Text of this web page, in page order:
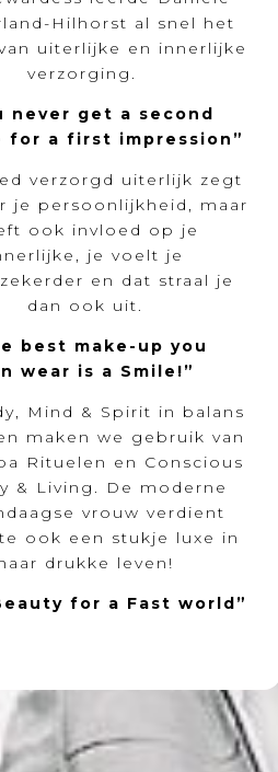
Hilhorst al snel het
uiterlijke en innerlijke
verzorging.
never get a second
for a first impression”
verzorgd uiterlijk zegt
je persoonlijkheid, maar
ook invloed op je
je voelt je
en dat straal je
dan ook uit.
best make-up you
wear is a Smile!”
Mind & Spirit in balans
maken we gebruik van
Rituelen en Conscious
& Living. De moderne
vrouw verdient
ook een stukje luxe in
drukke leven!
for a Fast world”